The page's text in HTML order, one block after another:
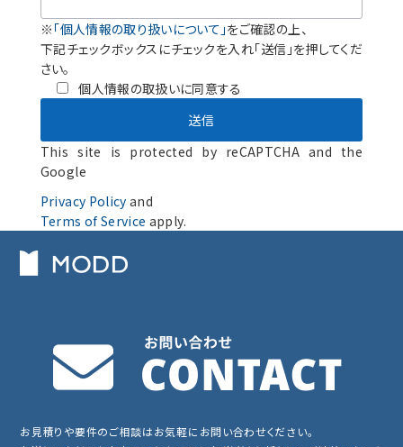
※ 「個人情報の取り扱いについて」をご確認の上、
下記チェックボックスにチェックを入れ「送信」を押してくだ
さい。
個人情報の取扱いに同意する
This site is protected by reCAPTCHA and the
Google
Privacy Policy and
Terms of Service apply.
お見積りや要件のご相談はお気軽にお問い合わせください。